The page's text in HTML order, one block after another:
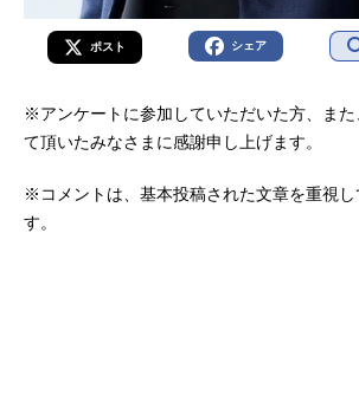
ポスト シェア
※アンケートに参加していただいた方、また
て頂いたみなさまに感謝申し上げます。
※コメントは、基本投稿された文章を重視し
す。